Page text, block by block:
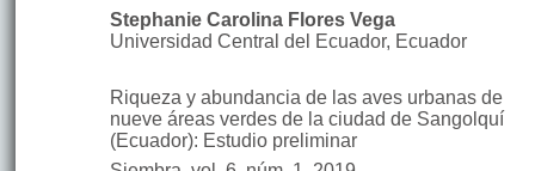
Stephanie Carolina Flores Vega
Universidad Central del Ecuador, Ecuador
Riqueza y abundancia de las aves urbanas de
nueve áreas verdes de la ciudad de Sangolquí
(Ecuador): Estudio preliminar